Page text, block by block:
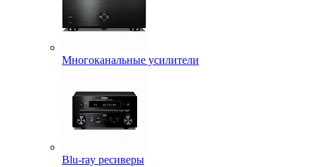
Многоканальные усилители
Blu-ray ресиверы